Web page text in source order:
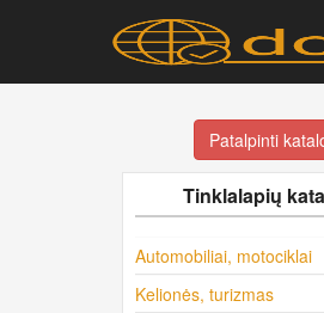
Patalpinti
Tinklalapių
Automobiliai, motociklai
Kelionės, turizmas